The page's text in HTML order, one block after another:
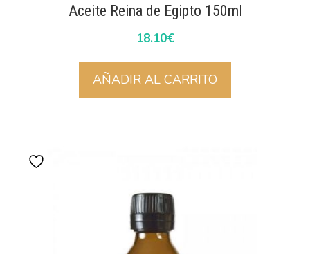
Aceite Reina de Egipto 150ml
18.10€
AÑADIR AL CARRITO